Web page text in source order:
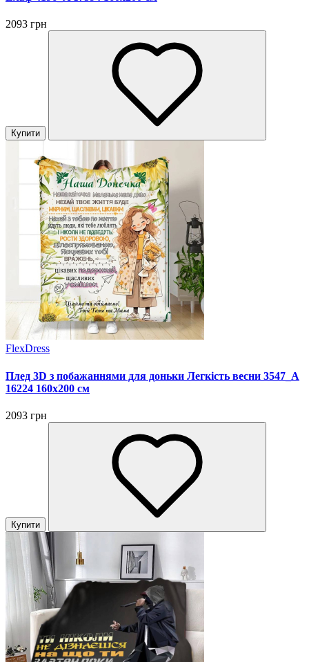
2093 грн
Купити
FlexDress
Плед 3D з побажаннями для доньки Легкість весни 3547_A
16224 160х200 см
2093 грн
Купити